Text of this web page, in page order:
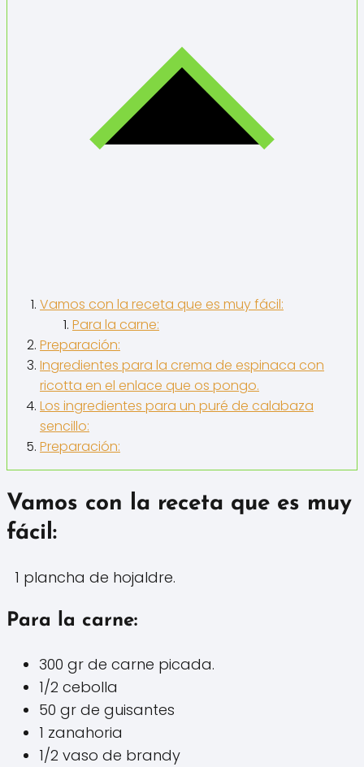
Vamos con la receta que es muy fácil:
Para la carne:
Preparación:
Ingredientes para la crema de espinaca con
ricotta en el enlace que os pongo.
Los ingredientes para un puré de calabaza
sencillo:
Preparación:
Vamos con la receta que es muy
fácil:
1 plancha de hojaldre.
Para la carne:
300 gr de carne picada.
1/2 cebolla
50 gr de guisantes
1 zanahoria
1/2 vaso de brandy